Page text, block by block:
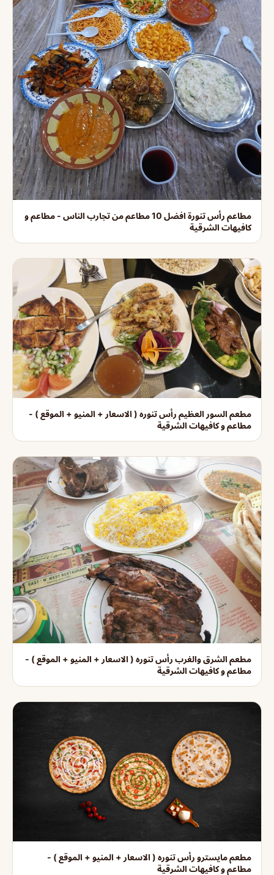
مطاعم رأس تنورة افضل 10 مطاعم من تجارب الناس - مطاعم و
كافيهات الشرقية
مطعم السور العظيم رأس تنوره ( الاسعار + المنيو + الموقع ) -
مطاعم و كافيهات الشرقية
مطعم الشرق والغرب رأس تنوره ( الاسعار + المنيو + الموقع ) -
مطاعم و كافيهات الشرقية
مطعم مايسترو رأس تنوره ( الاسعار + المنيو + الموقع ) -
مطاعم و كافيهات الشرقية